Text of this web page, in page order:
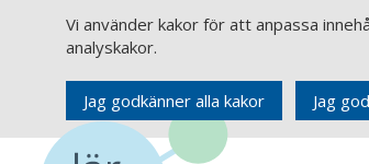
Vi använder kakor för att anpassa
analyskakor.
Jag godkänner alla kakor Jag